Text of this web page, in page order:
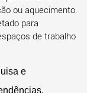
ou aquecimento.
para
de trabalho
e